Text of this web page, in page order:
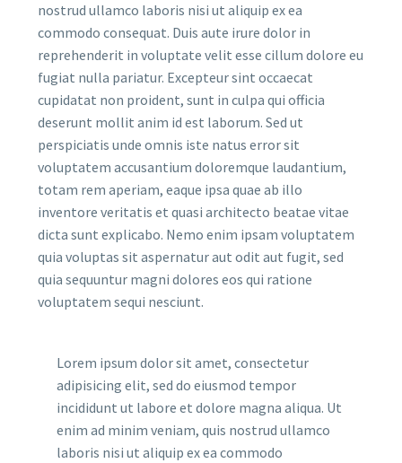
nostrud ullamco laboris nisi ut aliquip ex ea
commodo consequat. Duis aute irure dolor in
reprehenderit in voluptate velit esse cillum dolore eu
fugiat nulla pariatur. Excepteur sint occaecat
cupidatat non proident, sunt in culpa qui officia
deserunt mollit anim id est laborum. Sed ut
perspiciatis unde omnis iste natus error sit
voluptatem accusantium doloremque laudantium,
totam rem aperiam, eaque ipsa quae ab illo
inventore veritatis et quasi architecto beatae vitae
dicta sunt explicabo. Nemo enim ipsam voluptatem
quia voluptas sit aspernatur aut odit aut fugit, sed
quia sequuntur magni dolores eos qui ratione
voluptatem sequi nesciunt.
Lorem ipsum dolor sit amet, consectetur
adipisicing elit, sed do eiusmod tempor
incididunt ut labore et dolore magna aliqua. Ut
enim ad minim veniam, quis nostrud ullamco
laboris nisi ut aliquip ex ea commodo